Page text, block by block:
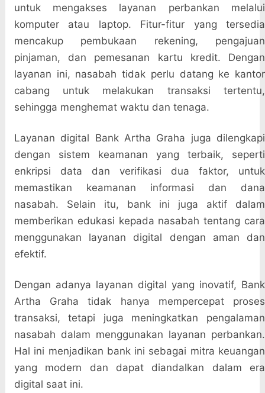
untuk mengakses layanan perbankan melalui
komputer atau laptop. Fitur-fitur yang tersedia
mencakup pembukaan rekening, pengajuan
pinjaman, dan pemesanan kartu kredit. Dengan
layanan ini, nasabah tidak perlu datang ke kantor
cabang untuk melakukan transaksi tertentu,
sehingga menghemat waktu dan tenaga.
Layanan digital Bank Artha Graha juga dilengkapi
dengan sistem keamanan yang terbaik, seperti
enkripsi data dan verifikasi dua faktor, untuk
memastikan keamanan informasi dan dana
nasabah. Selain itu, bank ini juga aktif dalam
memberikan edukasi kepada nasabah tentang cara
menggunakan layanan digital dengan aman dan
efektif.
Dengan adanya layanan digital yang inovatif, Bank
Artha Graha tidak hanya mempercepat proses
transaksi, tetapi juga meningkatkan pengalaman
nasabah dalam menggunakan layanan perbankan.
Hal ini menjadikan bank ini sebagai mitra keuangan
yang modern dan dapat diandalkan dalam era
digital saat ini.